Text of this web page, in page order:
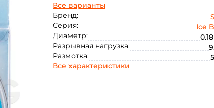
0.16
Все варианты
Бренд:
Серия:
Ice
Диаметр:
Разрывная нагрузка:
Размотка:
Все характеристики